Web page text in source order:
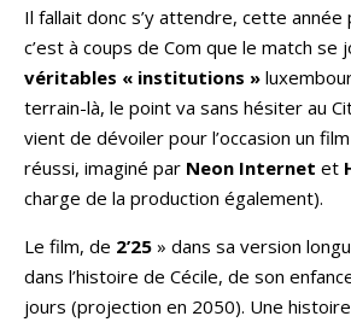
Il fallait donc s’y attendre, cette année
c’est à coups de Com que le match se
véritables « institutions »
terrain-là, le point va sans hésiter au
vient de dévoiler pour l’occasion un
réussi, imaginé par Neon Internet et
charge de la production également).
Le film, de 2’25 » dans sa version
dans l’histoire de Cécile, de son
jours (projection en 2050). Une